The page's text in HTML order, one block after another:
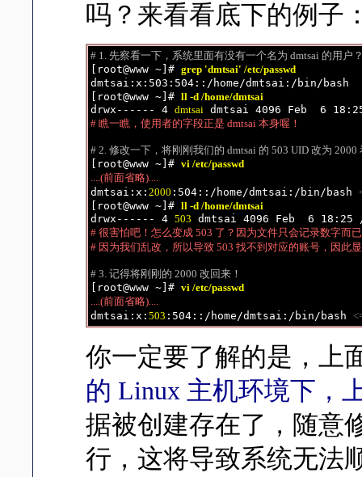
吗？来看看底下的例子
# 1. 先察看一下，系统里面有没有一个名为 dmtsai 的用户
[root@www ~]# grep 'dmtsai' /etc/passwd
dmtsai:x:503:504::/home/dmtsai:/bin/
[root@www ~]# ll -d /home/dmtsai
drwx------ 4 dmtsai
# 瞧一瞧，使用者的字段正是 dmtsai 本身喔！
# 2. 修改一下，将刚刚我们的 dmtsai 的 503 UID 改为 2000
[root@www ~]# vi /etc/passwd
....(前面省略)....
dmtsai:x: 2000 :504::/home/dmtsai:/bin/bash
[root@www ~]# ll -d /home/dmtsai
drwx------ 4 503
# 很害怕吧！怎么变成 503 了？因为文件只会记录数字而
# 因为我们乱改，所以导致 503 找不到对应的账号，因此
# 3. 记得将刚刚的 2000 改回来！
[root@www ~]# vi /etc/passwd
....(前面省略)....
dmtsai:x: 503 :504::/home/dmtsai:/bin/bash
你一定要了解的是，上
的 Linux 主机环境下，
据被创建存在了，随意
行，这将导致系统无法